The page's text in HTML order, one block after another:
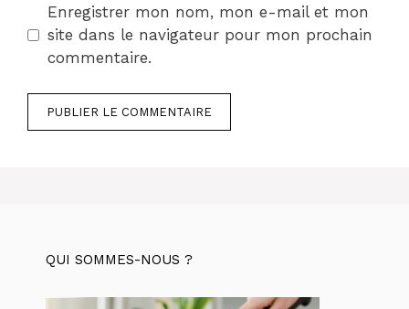
Enregistrer mon nom, mon e-mail et mon
site dans le navigateur pour mon prochain
commentaire.
QUI SOMMES-NOUS ?